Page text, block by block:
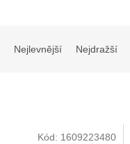
Nejlevnější Nejdražší
Kód: 1609223480